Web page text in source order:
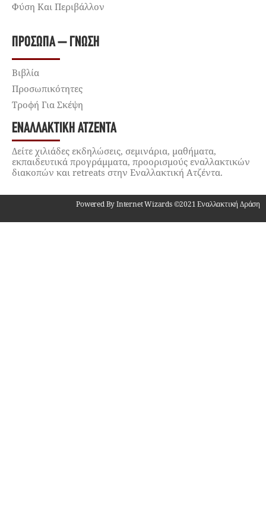
Φύση Και Περιβάλλον
ΠΡΌΣΩΠΑ – ΓΝΏΣΗ
Βιβλία
Προσωπικότητες
Τροφή Για Σκέψη
ΕΝΑΛΛΑΚΤΙΚΉ ΑΤΖΈΝΤΑ
Δείτε χιλιάδες εκδηλώσεις, σεμινάρια, μαθήματα,
εκπαιδευτικά προγράμματα, προορισμούς εναλλακτικών
διακοπών και retreats στην Εναλλακτική Ατζέντα.
Powered By Internet Wizards ©2021 Εναλλακτική Δράση